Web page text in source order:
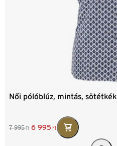
Női pólóblúz, mintás, sötétkék
7 995 Ft 6 995 Ft